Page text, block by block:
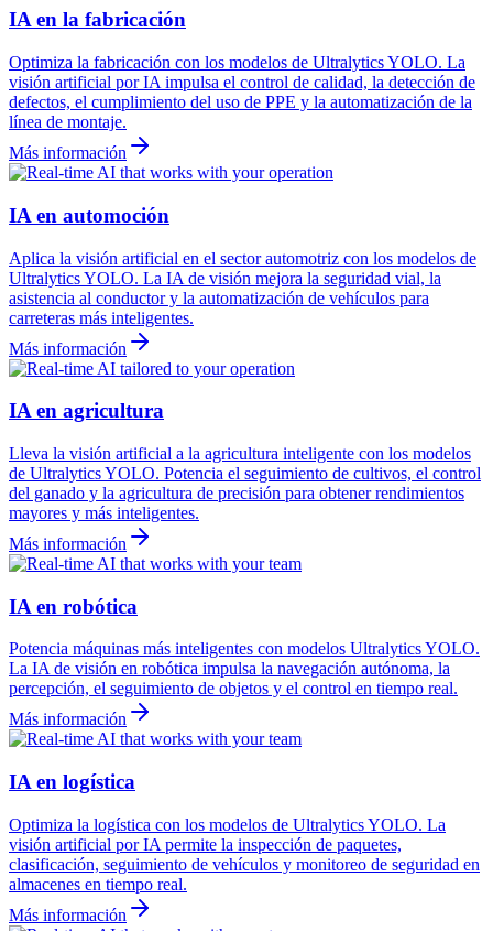
IA en la fabricación
Optimiza la fabricación con los modelos de Ultralytics YOLO. La
visión artificial por IA impulsa el control de calidad, la detección de
defectos, el cumplimiento del uso de PPE y la automatización de la
línea de montaje.
Más información
IA en automoción
Aplica la visión artificial en el sector automotriz con los modelos de
Ultralytics YOLO. La IA de visión mejora la seguridad vial, la
asistencia al conductor y la automatización de vehículos para
carreteras más inteligentes.
Más información
IA en agricultura
Lleva la visión artificial a la agricultura inteligente con los modelos
de Ultralytics YOLO. Potencia el seguimiento de cultivos, el control
del ganado y la agricultura de precisión para obtener rendimientos
mayores y más inteligentes.
Más información
IA en robótica
Potencia máquinas más inteligentes con modelos Ultralytics YOLO.
La IA de visión en robótica impulsa la navegación autónoma, la
percepción, el seguimiento de objetos y el control en tiempo real.
Más información
IA en logística
Optimiza la logística con los modelos de Ultralytics YOLO. La
visión artificial por IA permite la inspección de paquetes,
clasificación, seguimiento de vehículos y monitoreo de seguridad en
almacenes en tiempo real.
Más información